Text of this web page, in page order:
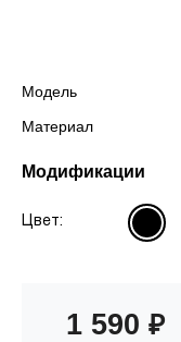
Модель
Материал
Модификации
Цвет:
1 590 ₽